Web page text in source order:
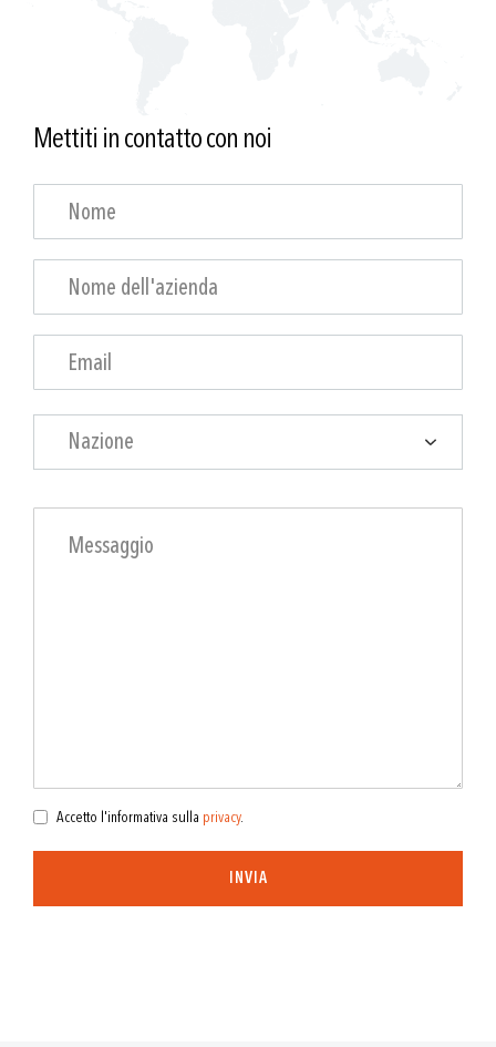
Mettiti in contatto con noi
Nazione
Accetto l'informativa sulla privacy.
INVIA